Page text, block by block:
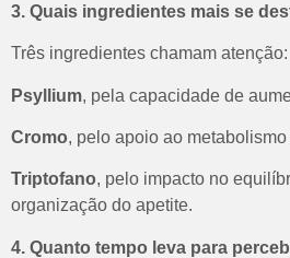
3. Quais ingredientes mais se
Três ingredientes chamam atenção:
Psyllium, pela capacidade de
Cromo, pelo apoio ao
Triptofano, pelo impacto no
organização do apetite.
4. Quanto tempo leva para